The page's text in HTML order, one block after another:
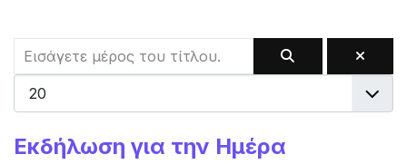
Εκδήλωση για την Ημέρα